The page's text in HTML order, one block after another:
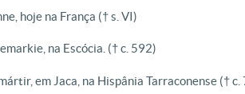
hoje na França († s. VI)
na Escócia. († c. 592)
em Jaca, na Hispânia Tarraconense († c.